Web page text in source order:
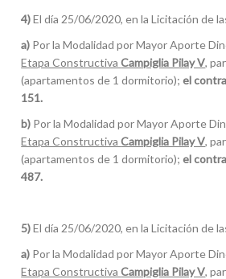
4)El día 25/06/2020, en la Licitación de
a) Por la Modalidad por Mayor Aporte
Etapa ConstructivaCampiglia Pilay V,
(apartamentos de 1 dormitorio);el
151.
b) Por la Modalidad por Mayor Aporte
Etapa ConstructivaCampiglia Pilay V,
(apartamentos de 1 dormitorio);el
487.
5)El día 25/06/2020, en la Licitación de
a) Por la Modalidad por Mayor Aporte
Etapa ConstructivaCampiglia Pilay V,